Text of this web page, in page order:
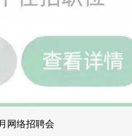
网络招聘会